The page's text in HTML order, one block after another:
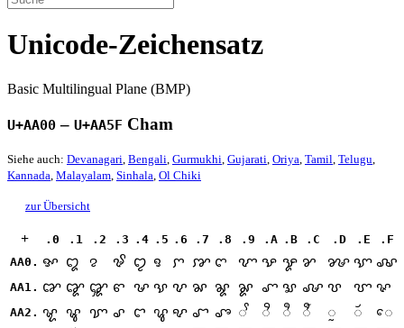
Unicode-Zeichensatz
Basic Multilingual Plane (BMP)
U+AA00 – U+AA5F Cham
Siehe auch: Devanagari, Bengali, Gurmukhi, Gujarati, Oriya, Tamil, Telugu,
Kannada, Malayalam, Sinhala, Ol Chiki
zur Übersicht
+ .0 .1 .2 .3 .4 .5 .6 .7 .8 .9 .A .B .C .D .E
.F
AA0. ꨀ ꨁ ꨂ ꨃ ꨄ ꨅ ꨆ ꨇ ꨈ ꨉ ꨊ ꨋ ꨌ ꨍ ꨎ ꨏ
AA1. ꨐ ꨑ ꨒ ꨓ ꨔ ꨕ ꨖ ꨗ ꨘ ꨙ ꨚ ꨛ ꨜ ꨝ ꨞ ꨟ
AA2. ꨠ ꨡ ꨢ ꨣ ꨤ ꨥ ꨦ ꨧ ꨨ ꨩ ꨪ ꨫ ꨬ ꨭ ꨮ ꨯ